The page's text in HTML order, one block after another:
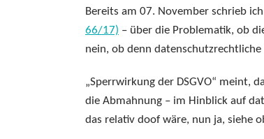
Bereits am 07. November schrieb
66/17) – über die Problematik, ob
nein, ob denn
„Sperrwirkung der DSGVO“ meint,
die Abmahnung – im Hinblick auf
das relativ doof wäre, nun ja, siehe